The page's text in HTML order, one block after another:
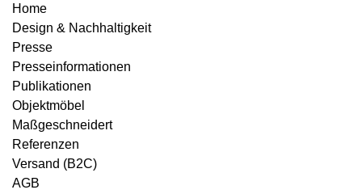
Home
Design & Nachhaltigkeit
Presse
Presseinformationen
Publikationen
Objektmöbel
Maßgeschneidert
Referenzen
Versand (B2C)
AGB